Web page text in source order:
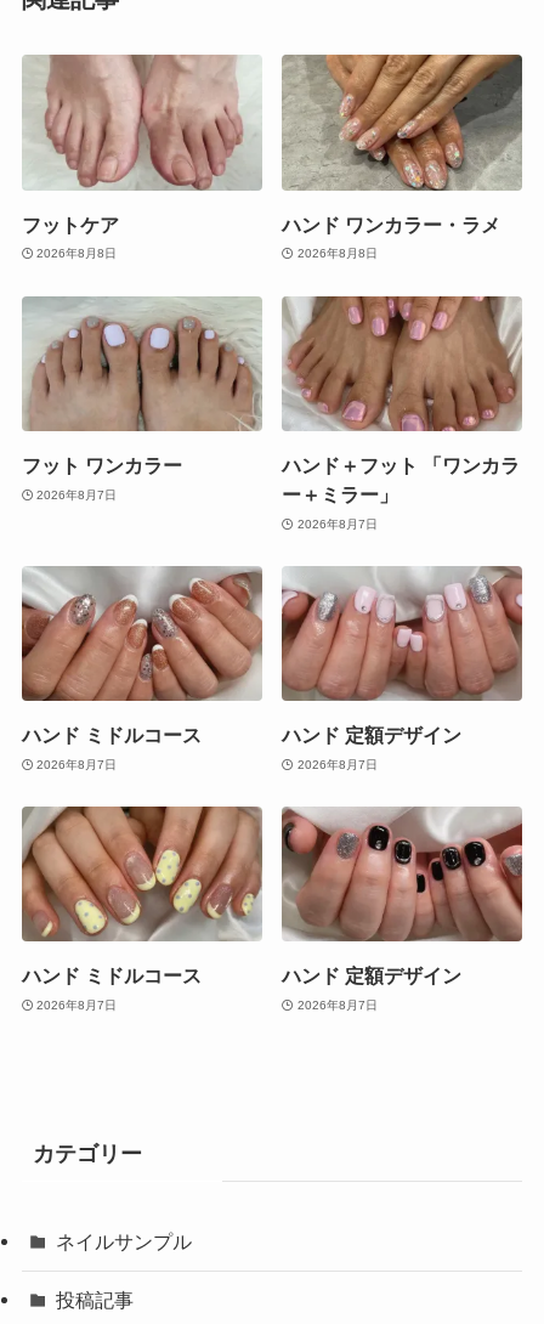
フットケア
2026年8月8日
ハンド ワンカラー・ラメ
2026年8月8日
フット ワンカラー
2026年8月7日
ハンド＋フット 「ワンカラ
ー＋ミラー」
2026年8月7日
ハンド ミドルコース
2026年8月7日
ハンド 定額デザイン
2026年8月7日
ハンド ミドルコース
2026年8月7日
ハンド 定額デザイン
2026年8月7日
カテゴリー
ネイルサンプル
投稿記事